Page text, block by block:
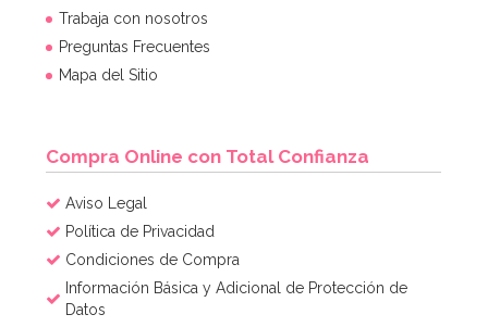
Trabaja con nosotros
Preguntas Frecuentes
Mapa del Sitio
Compra Online con Total Confianza
Aviso Legal
Política de Privacidad
Condiciones de Compra
Información Básica y Adicional de Protección de
Datos